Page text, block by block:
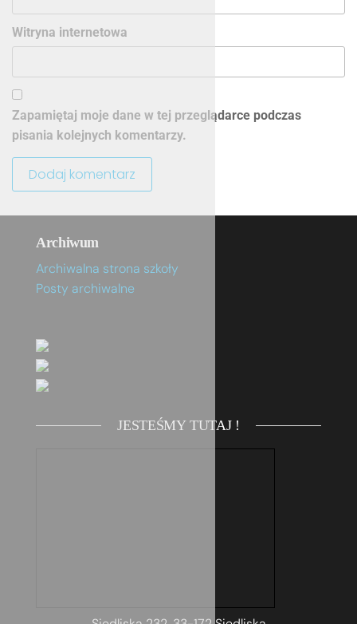
Witryna internetowa
Zapamiętaj moje dane w tej przeglądarce podczas
pisania kolejnych komentarzy.
Archiwum
Archiwalna strona szkoły
Posty archiwalne
JESTEŚMY TUTAJ !